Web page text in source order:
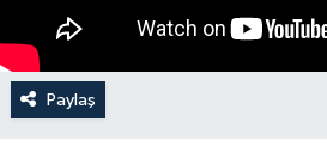
Paylaş
Öğle Bülteni
Sağlık